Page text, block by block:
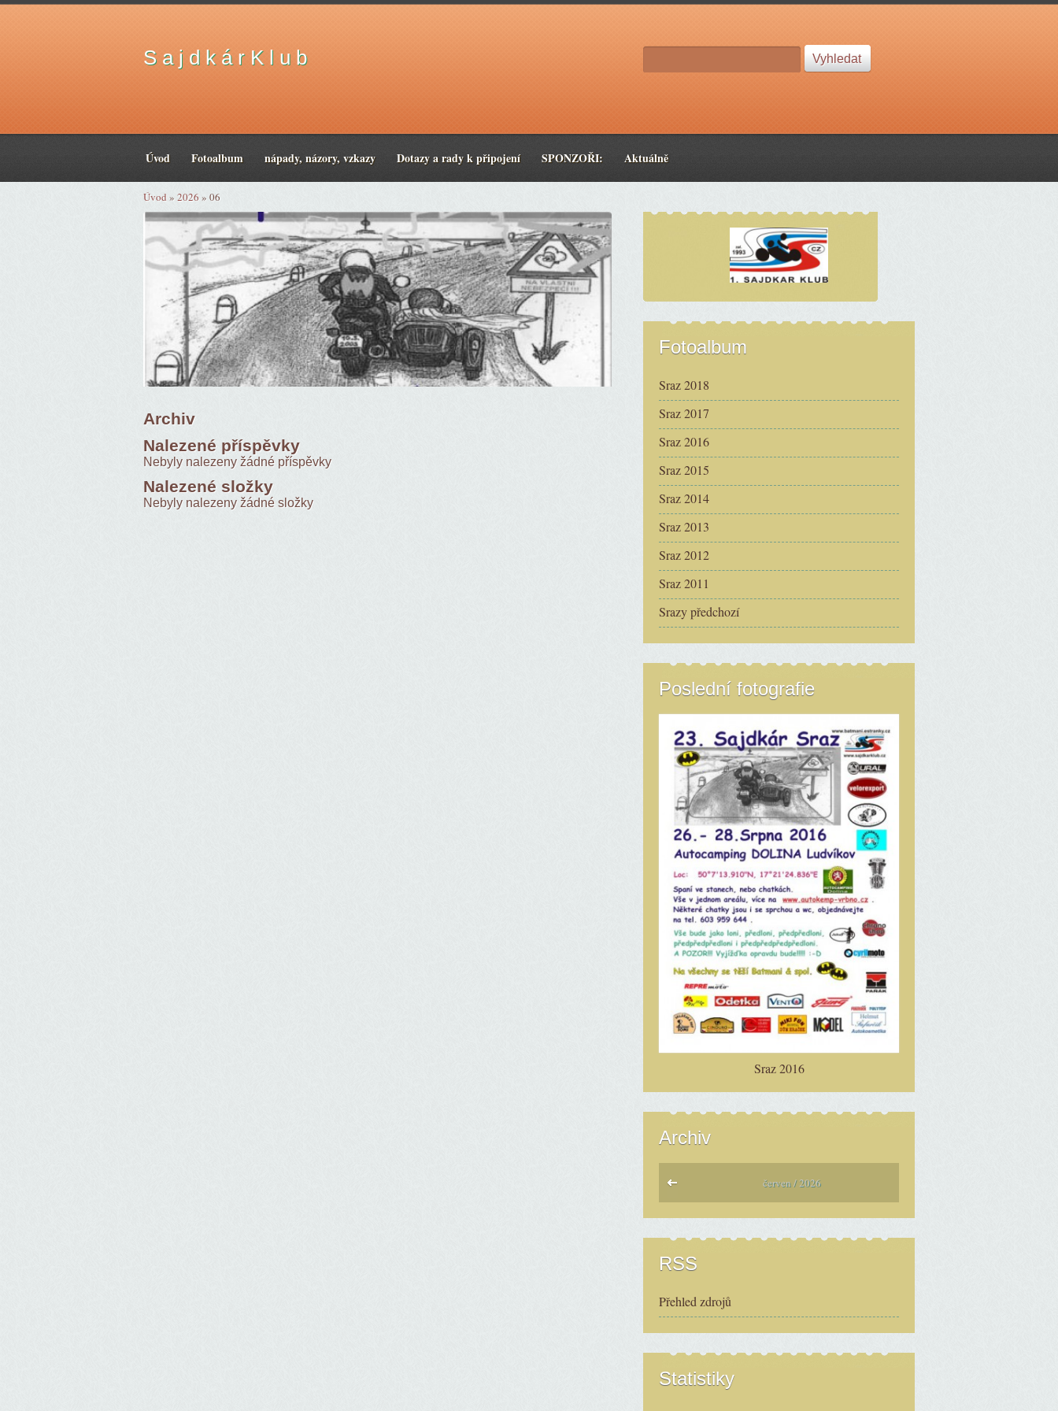
S a j d k á r K l u b
Úvod Fotoalbum nápady, názory, vzkazy Dotazy a rady k připojení SPONZOŘI: Aktuálně
Úvod » 2026 » 06
Archiv
Nalezené příspěvky
Nebyly nalezeny žádné příspěvky
Nalezené složky
Nebyly nalezeny žádné složky
Fotoalbum
Sraz 2018
Sraz 2017
Sraz 2016
Sraz 2015
Sraz 2014
Sraz 2013
Sraz 2012
Sraz 2011
Srazy předchozí
Poslední fotografie
Sraz 2016
Archiv
červen / 2026
RSS
Přehled zdrojů
Statistiky